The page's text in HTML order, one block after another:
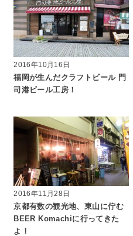
2016年10月16日
福岡が生んだクラフトビール 門
司港ビール工房！
2016年11月28日
京都有数の観光地、東山に佇む
BEER Komachiに行ってきた
よ！